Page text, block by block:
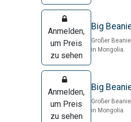
Anmelden,
um Preis
zu sehen
Big
Großer
in Mongolia.
Anmelden,
um Preis
zu sehen
Big
Großer
in Mongolia.